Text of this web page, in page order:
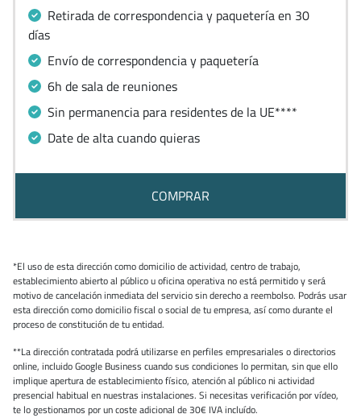
Retirada de correspondencia y paquetería en 30
días
Envío de correspondencia y paquetería
6h de sala de reuniones
Sin permanencia para residentes de la UE****
Date de alta cuando quieras
COMPRAR
*El uso de esta dirección como domicilio de actividad, centro de trabajo,
establecimiento abierto al público u oficina operativa no está permitido y será
motivo de cancelación inmediata del servicio sin derecho a reembolso. Podrás usar
esta dirección como domicilio fiscal o social de tu empresa, así como durante el
proceso de constitución de tu entidad.
**La dirección contratada podrá utilizarse en perfiles empresariales o directorios
online, incluido Google Business cuando sus condiciones lo permitan, sin que ello
implique apertura de establecimiento físico, atención al público ni actividad
presencial habitual en nuestras instalaciones. Si necesitas verificación por vídeo,
te lo gestionamos por un coste adicional de 30€ IVA incluído.